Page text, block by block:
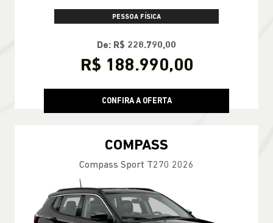
PESSOA FÍSICA
De: R$ 228.790,00
R$ 188.990,00
CONFIRA A OFERTA
COMPASS
Compass Sport T270 2026